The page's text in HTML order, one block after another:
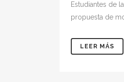
Estudiantes de
propuesta de
LEER MÁS